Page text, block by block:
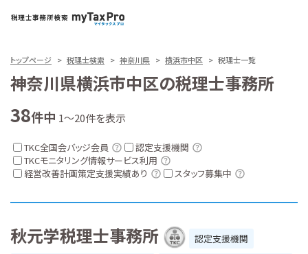
トップページ 税理士検索 神奈川県 横浜市中区 税理士一覧
神奈川県横浜市中区の税理士事務所
38件中 1～20件を表示
TKC全国会バッジ会員
認定支援機関
TKCモニタリング情報サービス利用
経営改善計画策定支援実績あり
スタッフ募集中
秋元学税理士事務所
認定支援機関